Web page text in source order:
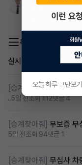
비밀 댓글입
목록 이동
실시간 인기글
[승계찾아줘] 무심사 무
..5일 전조회 112댓글 4
[승계찾아줘] 무보증 무
5일 전조회 94댓글 1
[승계찾아줘] 무심사 차
오늘 하루 그만보기